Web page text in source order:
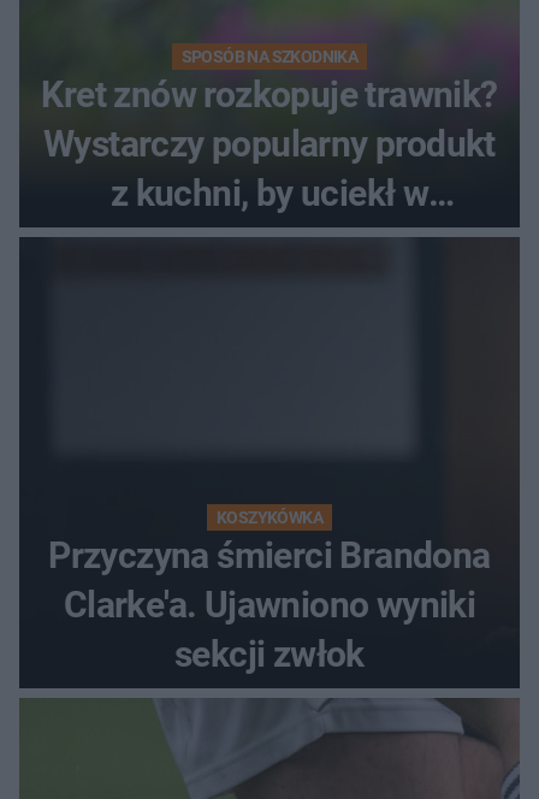
SPOSÓB NA SZKODNIKA
Kret znów rozkopuje trawnik?
Wystarczy popularny produkt
z kuchni, by uciekł w
popłochu
KOSZYKÓWKA
Przyczyna śmierci Brandona
Clarke'a. Ujawniono wyniki
sekcji zwłok